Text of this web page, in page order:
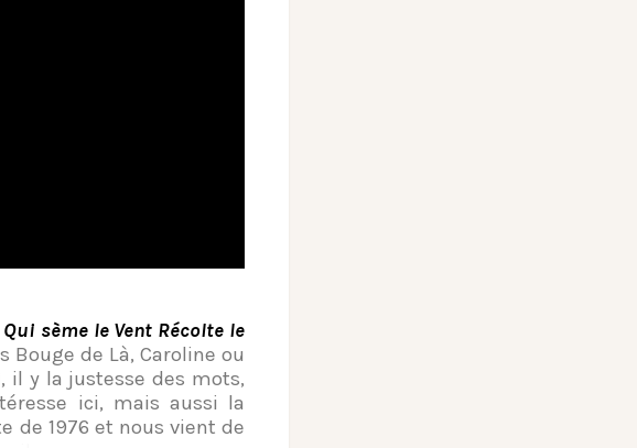
Qui sème le Vent Récolte le
de Là, Caroline ou
, il y la justesse des mots,
ici, mais aussi la
de 1976 et nous vient de